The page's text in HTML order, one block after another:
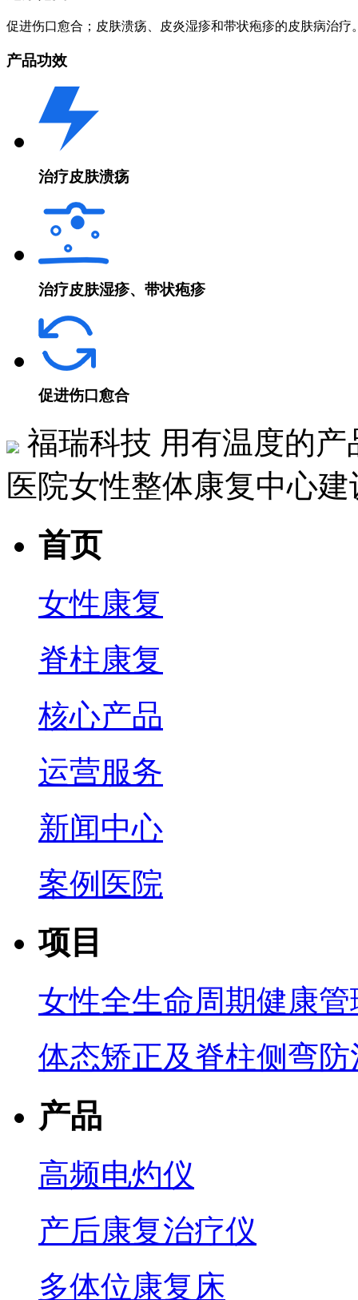
促进伤口愈合；皮肤溃疡、皮炎湿疹和带状疱疹的皮肤病治疗
产品功效
治疗皮肤溃疡
治疗皮肤湿疹、带状疱疹
促进伤口愈合
福瑞科技 用有温度的
医院女性整体康复中心
首页
女性康复
脊柱康复
核心产品
运营服务
新闻中心
案例医院
项目
女性全生命周期健康管
体态矫正及脊柱侧弯防
产品
高频电灼仪
产后康复治疗仪
多体位康复床